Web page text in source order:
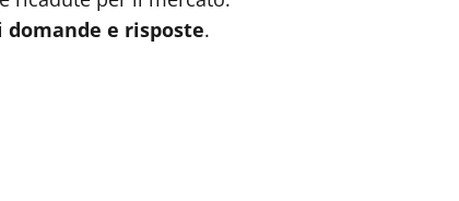
domande e risposte.